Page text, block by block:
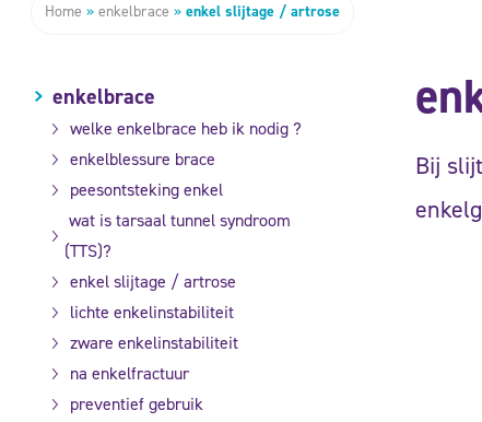
Home » enkelbrace » enkel slijtage / artrose
Bij
enkelbrace
welke enkelbrace heb ik nodig ?
enkelblessure brace
peesontsteking enkel
wat is tarsaal tunnel syndroom
(TTS)?
enkel slijtage / artrose
lichte enkelinstabiliteit
zware enkelinstabiliteit
na enkelfractuur
preventief gebruik